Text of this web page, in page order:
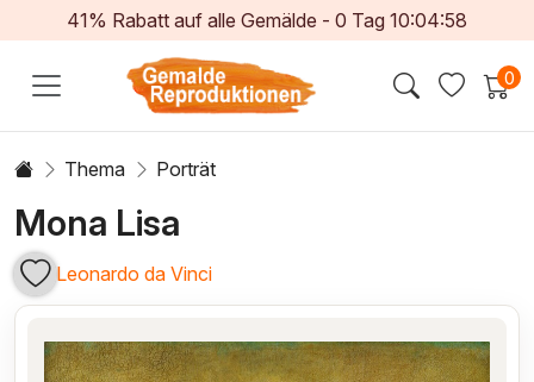
41% Rabatt auf alle Gemälde - 0 Tag 10:04:57
0
Thema Porträt
Mona Lisa
Leonardo da Vinci